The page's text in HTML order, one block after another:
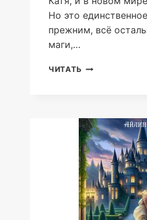
Но это
прежним, всё
маги,…
ЧИТАТЬ
ЗЕМЛИ